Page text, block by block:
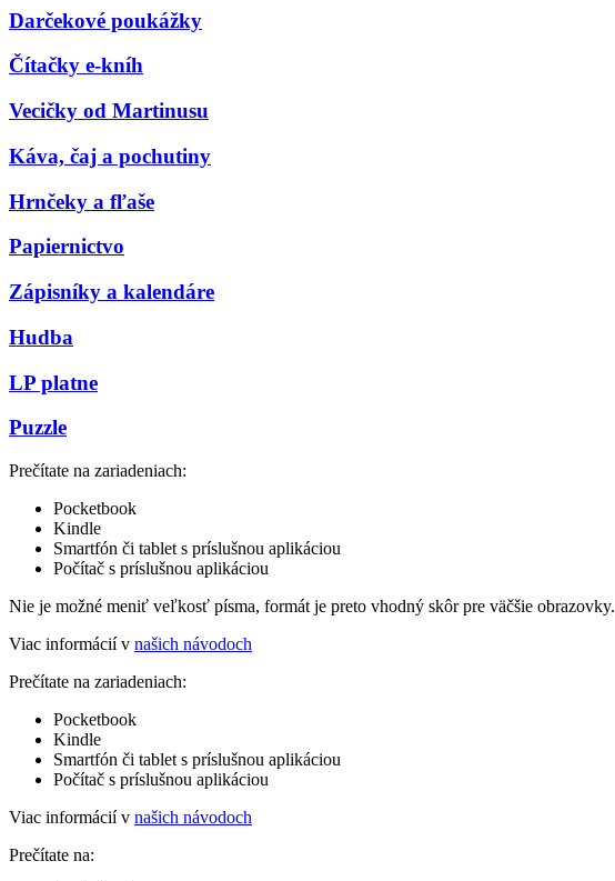
Darčekové poukážky
Čítačky e-kníh
Vecičky od Martinusu
Káva, čaj a pochutiny
Hrnčeky a fľaše
Papiernictvo
Zápisníky a kalendáre
Hudba
LP platne
Puzzle
Prečítate na zariadeniach:
Pocketbook
Kindle
Smartfón či tablet s príslušnou aplikáciou
Počítač s príslušnou aplikáciou
Nie je možné meniť veľkosť písma, formát je preto vhodný skôr pre väčšie obrazovky.
Viac informácií v našich návodoch
Prečítate na zariadeniach:
Pocketbook
Kindle
Smartfón či tablet s príslušnou aplikáciou
Počítač s príslušnou aplikáciou
Viac informácií v našich návodoch
Prečítate na: